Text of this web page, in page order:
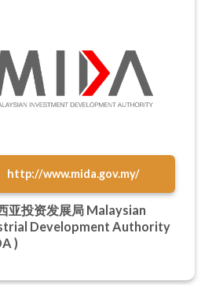
http://www.mida.gov.my/
亚投资发展局 Malaysian
Development Authority
)